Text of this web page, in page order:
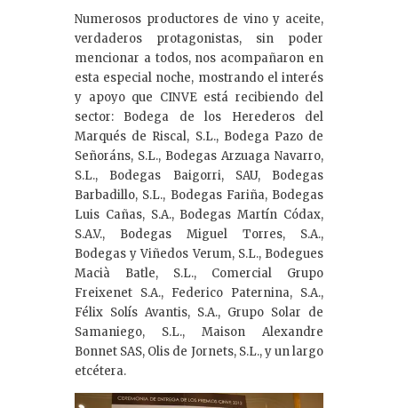
Numerosos productores de vino y aceite,
verdaderos protagonistas, sin poder
mencionar a todos, nos acompañaron en
esta especial noche, mostrando el interés
y apoyo que CINVE está recibiendo del
sector: Bodega de los Herederos del
Marqués de Riscal, S.L., Bodega Pazo de
Señoráns, S.L., Bodegas Arzuaga Navarro,
S.L., Bodegas Baigorri, SAU, Bodegas
Barbadillo, S.L., Bodegas Fariña, Bodegas
Luis Cañas, S.A., Bodegas Martín Códax,
S.A.V., Bodegas Miguel Torres, S.A.,
Bodegas y Viñedos Verum, S.L., Bodegues
Macià Batle, S.L., Comercial Grupo
Freixenet S.A., Federico Paternina, S.A.,
Félix Solís Avantis, S.A., Grupo Solar de
Samaniego, S.L., Maison Alexandre
Bonnet SAS, Olis de Jornets, S.L., y un largo
etcétera.